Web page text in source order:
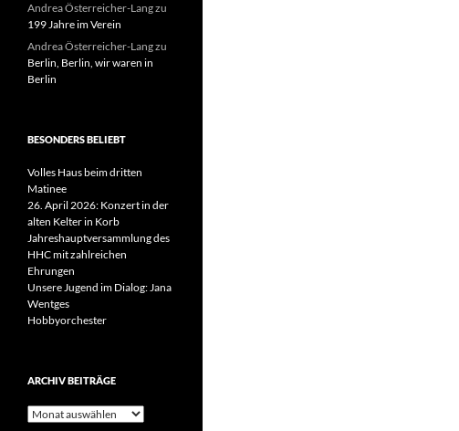
Andrea Österreicher-Langzu
199 Jahre im Verein
Andrea Österreicher-Langzu
Berlin, Berlin, wir waren in
Berlin
BESONDERS BELIEBT
Volles Haus beim dritten
Matinee
26. April 2026: Konzert in der
alten Kelter in Korb
Jahreshauptversammlung des
HHC mit zahlreichen
Ehrungen
Unsere Jugend im Dialog: Jana
Wentges
Hobbyorchester
ARCHIV BEITRÄGE
Archiv